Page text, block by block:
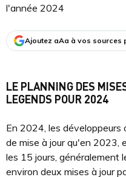
l'année 2024
Ajoutez aAa à vos sources
LE PLANNING DES
LEGENDS POUR 2024
En 2024, les développeurs
de mise à jour qu'en 2023,
les 15 jours, généralement
environ deux mises à jour